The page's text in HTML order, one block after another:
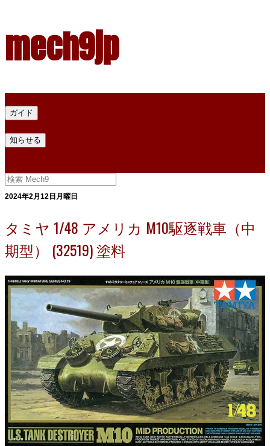
mech9jp
ガイド
知らせる
2024年2月12日月曜日
タミヤ 1/48 アメリカ M10駆逐戦車（中
期型） (32519) 塗料